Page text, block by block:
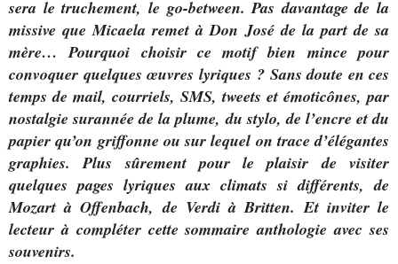
sera le truchement, le go-between. Pas davantage de la
missive que Micaela remet à Don José de la part de sa
mère… Pourquoi choisir ce motif bien mince pour
convoquer quelques œuvres lyriques ? Sans doute en ces
temps de mail, courriels, SMS, tweets et émoticônes, par
nostalgie surannée de la plume, du stylo, de l’encre et du
papier qu’on griffonne ou sur lequel on trace d’élégantes
graphies. Plus sûrement pour le plaisir de visiter
quelques pages lyriques aux climats si différents, de
Mozart à Offenbach, de Verdi à Britten. Et inviter le
lecteur à compléter cette sommaire anthologie avec ses
souvenirs.